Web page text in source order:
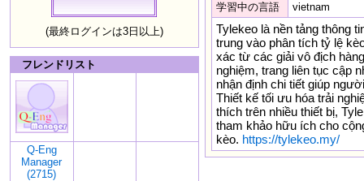
(最終ログインは3日以上)
フレンドリスト
Q-Eng
Manager
(2715)
学習中の言語
vietnam
Tylekeo là nền tảng thông
trung vào phân tích tỷ lệ
xác từ các giải vô địch
nghiệm, trang liên tục cập
nhận định chi tiết giúp
Thiết kế tối ưu hóa trải
thích trên nhiều thiết bị,
tham khảo hữu ích cho
kèo. https://tylekeo.my/